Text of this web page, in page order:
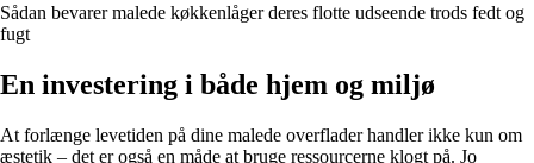
Sådan bevarer malede køkkenlåger deres flotte udseende trods fedt og
fugt
En investering i både hjem og miljø
At forlænge levetiden på dine malede overflader handler ikke kun om
æstetik – det er også en måde at bruge ressourcerne klogt på. Jo